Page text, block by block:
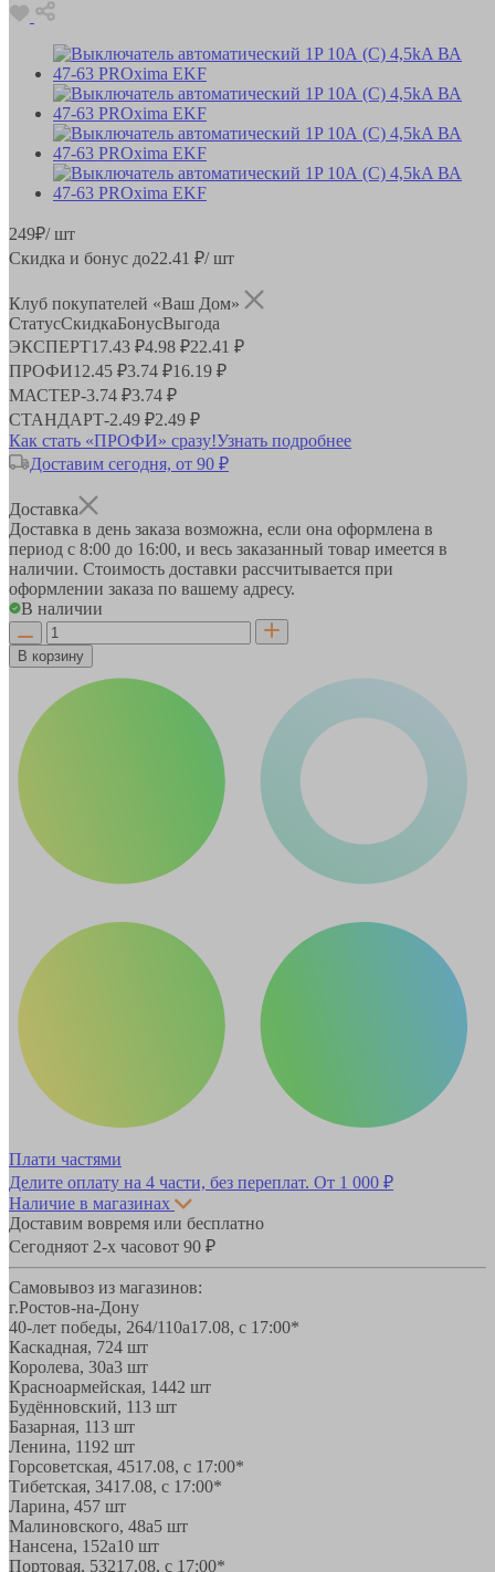
249₽/ шт
Скидка и бонус до22.41 ₽/ шт
Клуб покупателей «Ваш Дом»
СтатусСкидкаБонусВыгода
ЭКСПЕРТ17.43 ₽4.98 ₽22.41 ₽
ПРОФИ12.45 ₽3.74 ₽16.19 ₽
МАСТЕР-3.74 ₽3.74 ₽
СТАНДАРТ-2.49 ₽2.49 ₽
Как стать «ПРОФИ» сразу!Узнать подробнее
Доставим сегодня, от 90 ₽
Доставка
Доставка в день заказа возможна, если она оформлена в
период с 8:00 до 16:00, и весь заказанный товар имеется в
наличии. Стоимость доставки рассчитывается при
оформлении заказа по вашему адресу.
В наличии
В корзину
Плати частями
Делите оплату на 4 части, без переплат. От 1 000 ₽
Наличие в магазинах
Доставим вовремя или бесплатно
Сегодняот 2-х часовот 90 ₽
Самовывоз из магазинов:
г.Ростов-на-Дону
40-лет победы, 264/110а17.08, с 17:00*
Каскадная, 724 шт
Королева, 30а3 шт
Красноармейская, 1442 шт
Будённовский, 113 шт
Базарная, 113 шт
Ленина, 1192 шт
Горсоветская, 4517.08, с 17:00*
Тибетская, 3417.08, с 17:00*
Ларина, 457 шт
Малиновского, 48а5 шт
Нансена, 152а10 шт
Портовая, 53217.08, с 17:00*